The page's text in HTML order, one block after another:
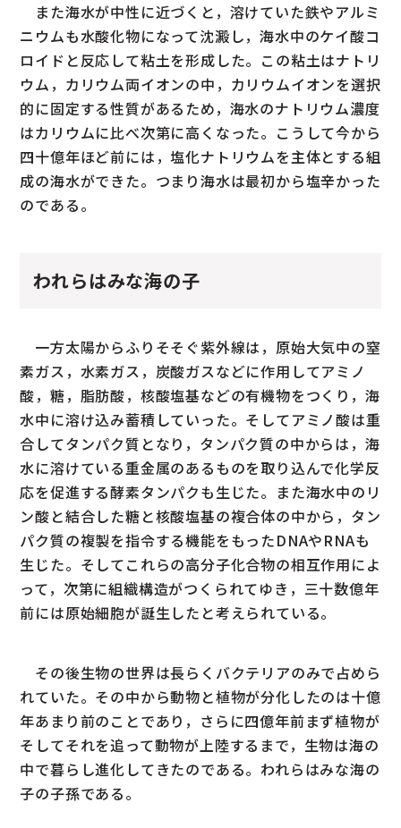
また海水が中性に近づくと，溶けていた鉄やアルミ
ニウムも水酸化物になって沈澱し，海水中のケイ酸コ
ロイドと反応して粘土を形成した。この粘土はナトリ
ウム，カリウム両イオンの中，カリウムイオンを選択
的に固定する性質があるため，海水のナトリウム濃度
はカリウムに比べ次第に高くなった。こうして今から
四十億年ほど前には，塩化ナトリウムを主体とする組
成の海水ができた。つまり海水は最初から塩辛かった
のである。
われらはみな海の子
一方太陽からふりそそぐ紫外線は，原始大気中の窒
素ガス，水素ガス，炭酸ガスなどに作用してアミノ
酸，糖，脂肪酸，核酸塩基などの有機物をつくり，海
水中に溶け込み蓄積していった。そしてアミノ酸は重
合してタンパク質となり，タンパク質の中からは，海
水に溶けている重金属のあるものを取り込んで化学反
応を促進する酵素タンパクも生じた。また海水中のリ
ン酸と結合した糖と核酸塩基の複合体の中から，タン
パク質の複製を指令する機能をもったDNAやRNAも
生じた。そしてこれらの高分子化合物の相互作用によ
って，次第に組織構造がつくられてゆき，三十数億年
前には原始細胞が誕生したと考えられている。
その後生物の世界は長らくバクテリアのみで占めら
れていた。その中から動物と植物が分化したのは十億
年あまり前のことであり，さらに四億年前まず植物が
そしてそれを追って動物が上陸するまで，生物は海の
中で暮らし進化してきたのである。われらはみな海の
子の子孫である。